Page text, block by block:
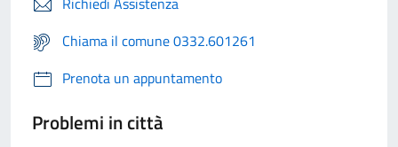
Chiama il comune 0332.601261
Prenota un appuntamento
Problemi in città